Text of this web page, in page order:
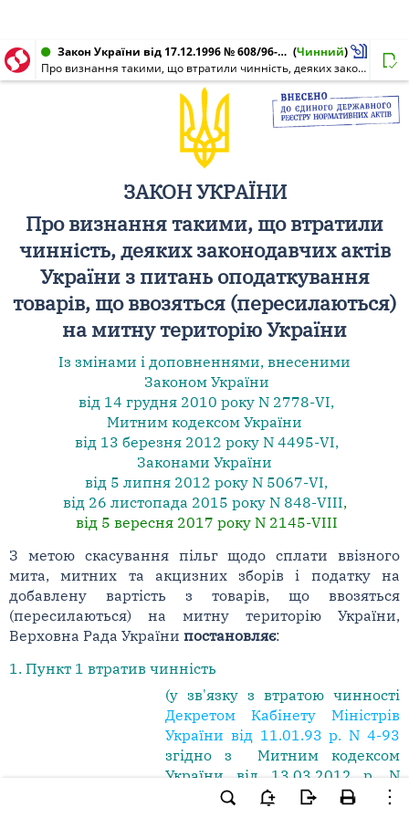
Закон України від 17.12.1996 № 608/96-ВР (Чинний)
Про визнання такими, що втратили чинність, деяких законодавчих актів з питань оподаткування товарів, що ввозяться (пересилаються) на митну територію України